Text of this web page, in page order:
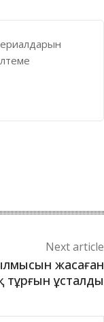
Next article
жасаған
тұрғын ұсталды